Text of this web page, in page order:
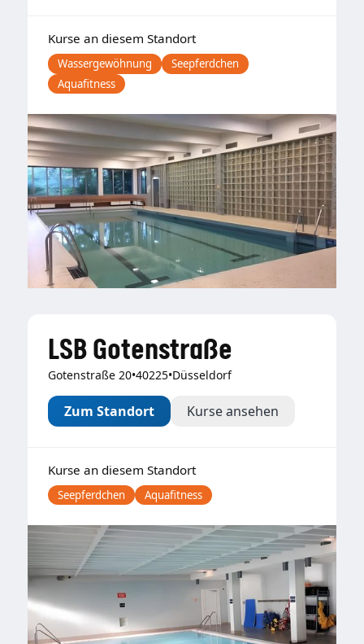
Kurse an diesem Standort
Wassergewöhnung
Seepferdchen
Aquafitness
LSB Gotenstraße
Gotenstraße 20•40225•Düsseldorf
Zum Standort Kurse ansehen
Kurse an diesem Standort
Seepferdchen Aquafitness